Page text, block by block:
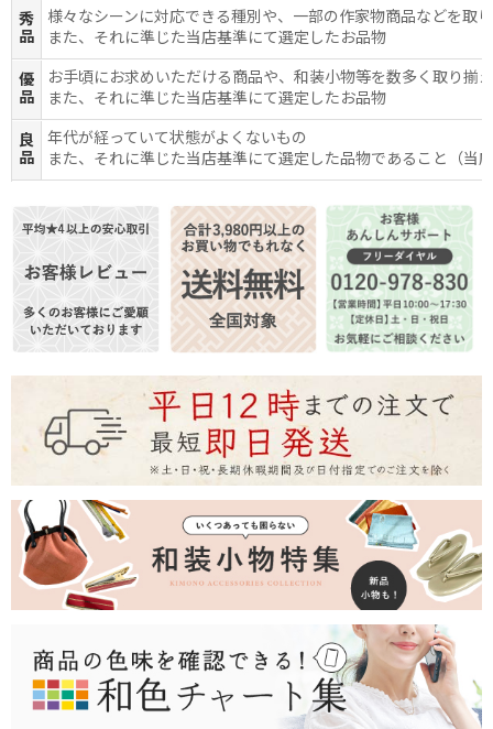
秀
品
様々なシーンに対応できる種別や、一部の作家物商品などを取
また、それに準じた当店基準にて選定したお品物
優
品
お手頃にお求めいただける商品や、和装小物等を数多く取り揃
また、それに準じた当店基準にて選定したお品物
良
品
年代が経っていて状態がよくないもの
また、それに準じた当店基準にて選定した品物であること（当